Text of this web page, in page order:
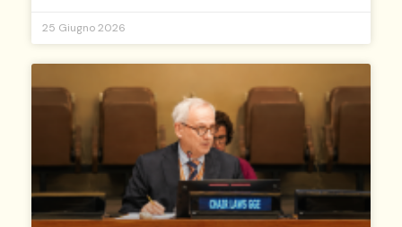
25 Giugno 2026